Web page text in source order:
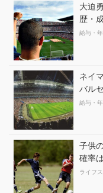
大迫
歴・
給与・
ネイ
バル
給与・
子供
確率
ライフ